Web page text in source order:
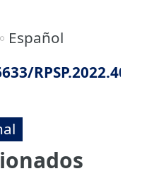
Español
RPSP.2022.40